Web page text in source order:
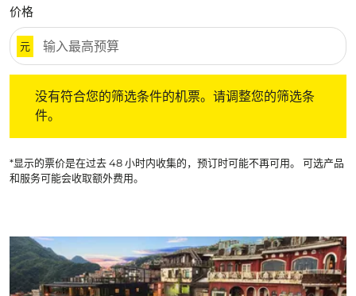
价格
元
没有符合您的筛选条件的机票。请调整您的筛选条
件。
*显示的票价是在过去 48 小时内收集的，预订时可能不再可用。 可选产品
和服务可能会收取额外费用。